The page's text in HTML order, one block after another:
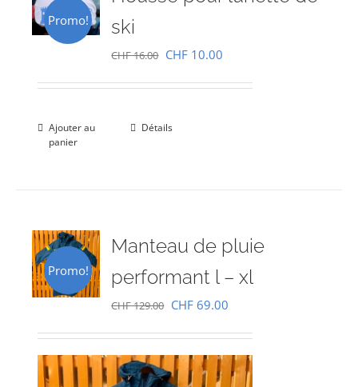
Promo!
ski
CHF16.00 Le
était :
CHF 10.00
Ajouter au
panier
Détails
Promo!
Manteau de pluie
performant l – xl
CHF129.00 Le
initial
était :
CHF 69.00
actuel
est :